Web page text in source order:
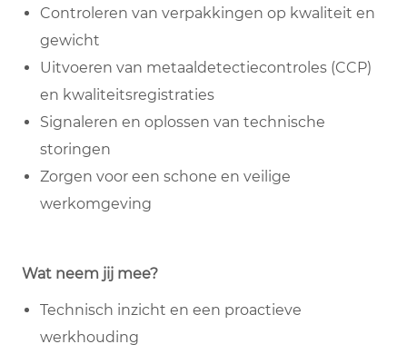
Controleren van verpakkingen op kwaliteit en
gewicht
Uitvoeren van metaaldetectiecontroles (CCP)
en kwaliteitsregistraties
Signaleren en oplossen van technische
storingen
Zorgen voor een schone en veilige
werkomgeving
Wat neem jij mee?
Technisch inzicht en een proactieve
werkhouding